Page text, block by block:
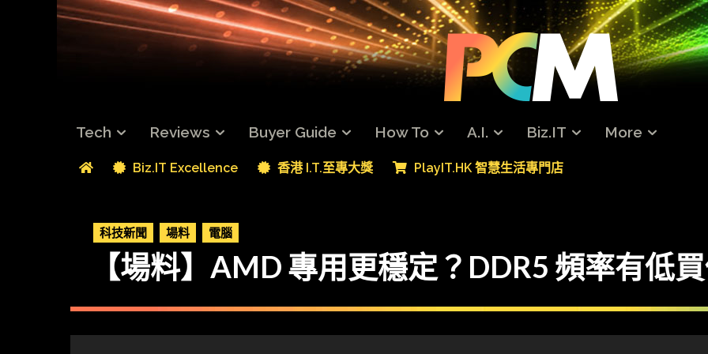
Tech Reviews Buyer Guide How To A.I. Biz.IT More
Biz.IT Excellence 香港 I.T.至專大獎 PlayIT.HK 智慧生活專門店
科技新聞 場料 電腦
【場料】AMD 專用更穩定？DDR5 頻率有低